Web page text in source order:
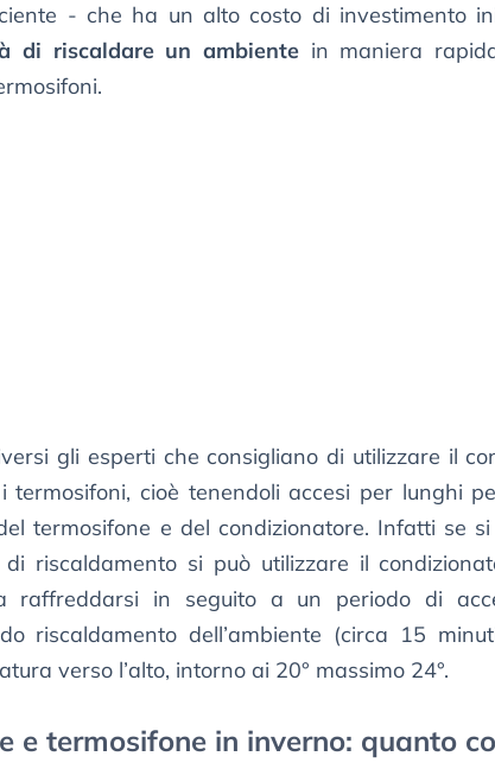
- che ha un alto costo di investimento
di riscaldare un ambiente in maniera
gli esperti che consigliano di utilizzare il
cioè tenendoli accesi per lunghi
termosifone e del condizionatore. Infatti se
riscaldamento si può utilizzare il
raffreddarsi in seguito a un periodo di
riscaldamento dell’ambiente (circa 15
verso l’alto, intorno ai 20° massimo 24°.
e termosifone in inverno: quanto